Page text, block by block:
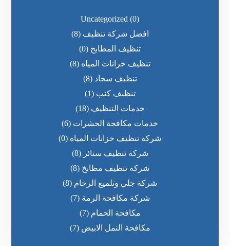
Uncategorized (0)
افضل شركة تنظيف (8)
تنظيف المطابخ (0)
تنظيف خزانات المياه (8)
تنظيف سجاد (8)
تنظيف كنب (1)
خدمات التنظيف (18)
خدمات مكافحة الحشرات (6)
شركة تنظيف خزانات المياه (0)
شركة تنظيف ستائر (8)
شركة تنظيف مطابخ (8)
شركة جلي وتلميع الرخام (8)
شركة مكافحة الرمة (7)
مكافحة الحمام (7)
مكافحة النمل الابيض (7)